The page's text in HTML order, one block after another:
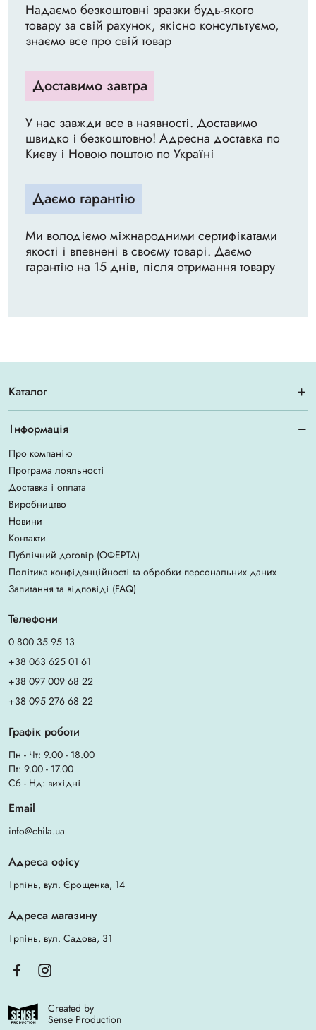
Надаємо безкоштовні зразки будь-якого
товару за свій рахунок, якісно консультуємо,
знаємо все про свій товар
Доставимо завтра
У нас завжди все в наявності. Доставимо
швидко і безкоштовно! Адресна доставка по
Києву і Новою поштою по Україні
Даємо гарантію
Ми володіємо міжнародними сертифікатами
якості і впевнені в своєму товарі. Даємо
гарантію на 15 днів, після отримання товару
Каталог
Інформація
Про компанію
Програма лояльності
Доставка і оплата
Виробництво
Новини
Контакти
Публічний договір (ОФЕРТА)
Політика конфіденційності та обробки персональних даних
Запитання та відповіді (FAQ)
Телефони
0 800 35 95 13
+38 063 625 01 61
+38 097 009 68 22
+38 095 276 68 22
Графік роботи
Пн - Чт: 9.00 - 18.00
Пт: 9.00 - 17.00
Сб - Нд: вихідні
Email
info@chila.ua
Адреса офісу
Ірпінь, вул. Єрощенка, 14
Адреса магазину
Ірпінь, вул. Садова, 31
Created by
Sense Production